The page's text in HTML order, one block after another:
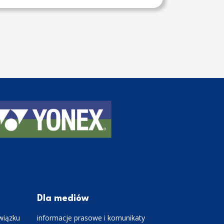
Dla mediów
informacje prasowe i komunikaty